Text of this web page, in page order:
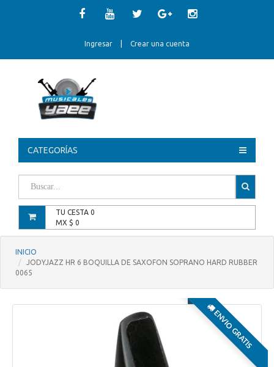
Ingresar Crear una cuenta
CATEGORÍAS
TU CESTA 0
MX $ 0
INICIO
JODYJAZZ HR 6 BOQUILLA DE SAXOFON SOPRANO HARD RUBBER
0065
ENVIO GRATIS